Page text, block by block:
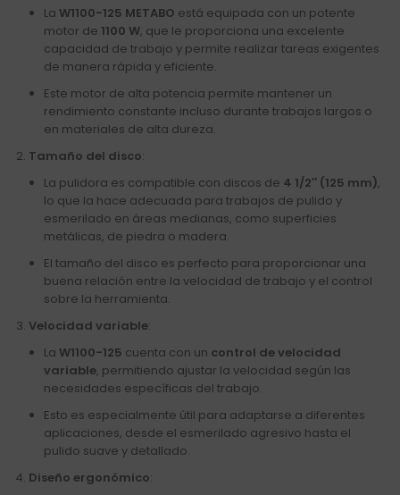
La W1100-125 METABO está equipada con un potente
motor de 1100 W, que le proporciona una excelente
capacidad de trabajo y permite realizar tareas exigentes
de manera rápida y eficiente.
Este motor de alta potencia permite mantener un
rendimiento constante incluso durante trabajos largos o
en materiales de alta dureza.
Tamaño del disco:
La pulidora es compatible con discos de 4 1/2″ (125 mm),
lo que la hace adecuada para trabajos de pulido y
esmerilado en áreas medianas, como superficies
metálicas, de piedra o madera.
El tamaño del disco es perfecto para proporcionar una
buena relación entre la velocidad de trabajo y el control
sobre la herramienta.
Velocidad variable:
La W1100-125 cuenta con un control de velocidad
variable, permitiendo ajustar la velocidad según las
necesidades específicas del trabajo.
Esto es especialmente útil para adaptarse a diferentes
aplicaciones, desde el esmerilado agresivo hasta el
pulido suave y detallado.
Diseño ergonómico: